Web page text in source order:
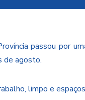
passou por
de agosto.
limpo e